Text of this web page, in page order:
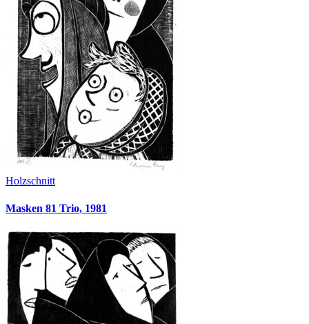
Holzschnitt
Masken 81 Trio, 1981